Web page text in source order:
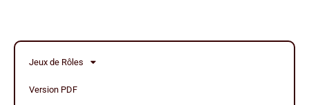
Jeux de Rôles
Version PDF